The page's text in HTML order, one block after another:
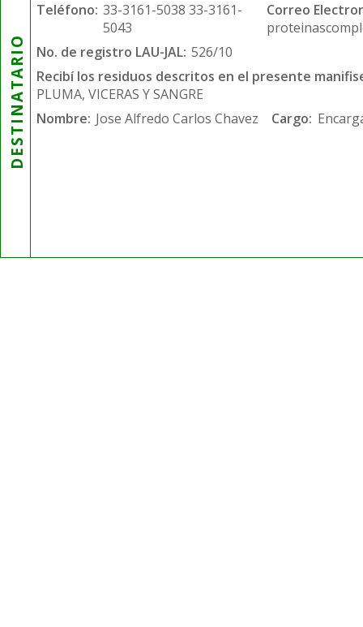
DESTINATARIO
Teléfono: 33-3161-5038 33-3161-
5043
Correo
No. de registro LAU-JAL: 526/10
Recibí los residuos descritos en el presente
PLUMA, VICERAS Y SANGRE
Nombre: Jose Alfredo Carlos Chavez Cargo: